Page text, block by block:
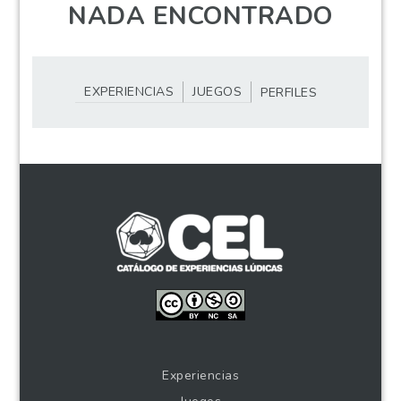
NADA ENCONTRADO
EXPERIENCIAS JUEGOS PERFILES
Experiencias